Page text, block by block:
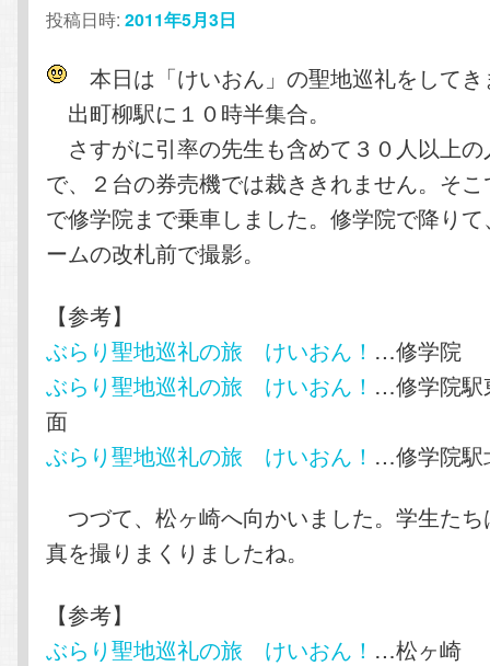
投稿日時:2011年5月3日
本日は「けいおん」の聖地巡礼をして
出町柳駅に１０時半集合。
さすがに引率の先生も含めて３０人以上
で、２台の券売機では裁ききれません。そ
で修学院まで乗車しました。修学院で降り
ームの改札前で撮影。
【参考】
ぶらり聖地巡礼の旅 けいおん！ …修学院
ぶらり聖地巡礼の旅 けいおん！ …修学院駅
面
ぶらり聖地巡礼の旅 けいおん！ …修学院駅
つづて、松ヶ崎へ向かいました。学生た
真を撮りまくりましたね。
【参考】
ぶらり聖地巡礼の旅 けいおん！ …松ヶ崎